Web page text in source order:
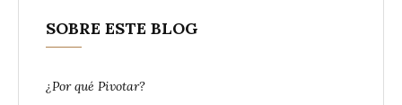
SOBRE ESTE BLOG
¿Por qué Pivotar?